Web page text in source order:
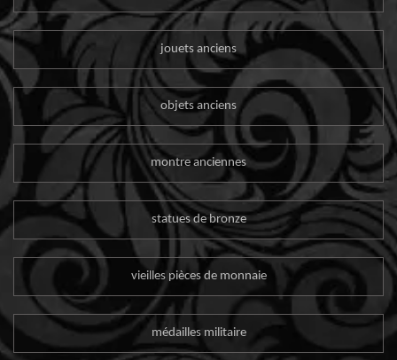
jouets anciens
objets anciens
montre anciennes
statues de bronze
vieilles pièces de monnaie
médailles militaire